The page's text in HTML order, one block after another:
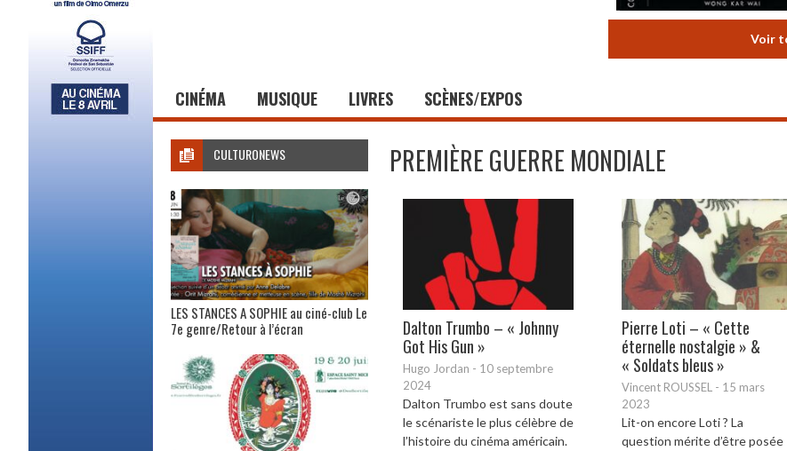
Voir
CINÉMA MUSIQUE LIVRES SCÈNES/EXPOS
PREMIÈRE GUERRE MONDIALE
Dalton Trumbo – « Johnny
Got His Gun »
Hugo Jordan - 10 septembre
2024
Dalton Trumbo est sans doute
le scénariste le plus célèbre de
l’histoire du cinéma américain.
Pierre Loti – « Cette
éternelle nostalgie » &
« Soldats bleus »
Vincent ROUSSEL - 15 mars
2023
Lit-on encore Loti ? La
question mérite d’être posée
CULTURONEWS
LES STANCES A SOPHIE au ciné-club Le
7e genre/Retour à l’écran